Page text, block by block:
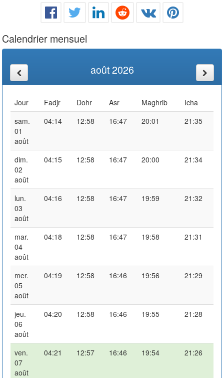
Calendrier mensuel
août 2026
Jour Fadjr Dohr Asr Maghrib
Icha
sam.
01
août
04:14 12:58 16:47 20:01 21:35
dim.
02
août
04:15 12:58 16:47 20:00 21:34
lun.
03
août
04:16 12:58 16:47 19:59 21:32
mar.
04
août
04:18 12:58 16:47 19:58 21:31
mer.
05
août
04:19 12:58 16:46 19:56 21:29
jeu.
06
août
04:20 12:58 16:46 19:55 21:28
ven.
07
août
04:21 12:57 16:46 19:54 21:26